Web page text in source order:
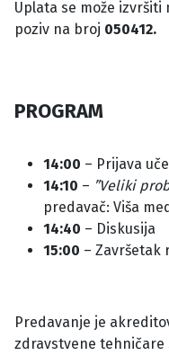
Uplata se može izvršiti
poziv na broj 050412.
PROGRAM
14:00 – Prijava
14:10 – ”Veliki
predavač: Viša
14:40 – Diskusija
15:00 – Završetak
Predavanje je
zdravstvene tehničare